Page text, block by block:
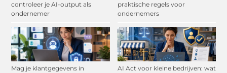
controleer je AI-output als
ondernemer
praktische regels voor
ondernemers
Mag je klantgegevens in
AI Act voor kleine bedrijven: wat